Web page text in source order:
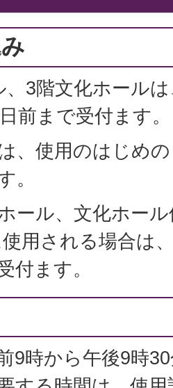
、3階文化ホール
前まで受付ます。
、使用のはじめ
。
ール、文化ホー
用される場合は
付ます。
9時から午後9時